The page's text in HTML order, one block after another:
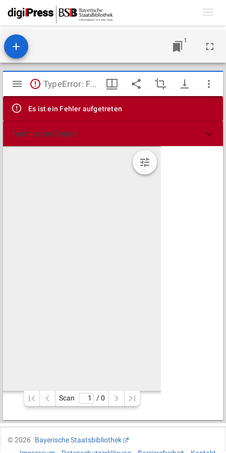
1
Mirador
Viewer
TypeError: Failed to fetch
Es ist ein Fehler aufgetreten
Technische Details
Scan / 0
©2026
Bayerische Staatsbibliothek